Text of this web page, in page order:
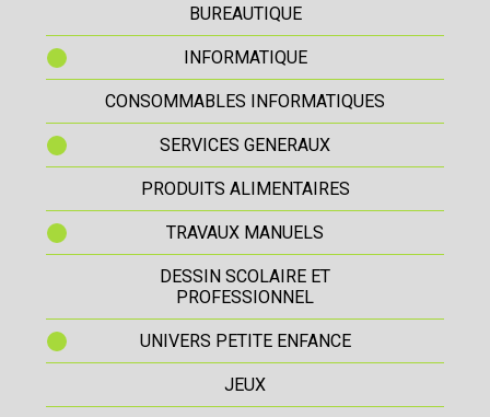
BUREAUTIQUE
INFORMATIQUE
CONSOMMABLES INFORMATIQUES
SERVICES GENERAUX
PRODUITS ALIMENTAIRES
TRAVAUX MANUELS
DESSIN SCOLAIRE ET
PROFESSIONNEL
UNIVERS PETITE ENFANCE
JEUX